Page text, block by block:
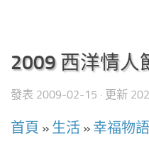
2009 西洋情人
發表 2009-02-15 · 更新
首頁 » 生活 » 幸福物語